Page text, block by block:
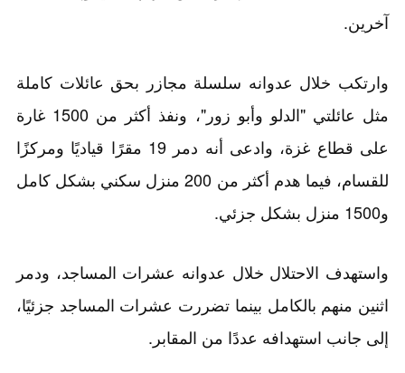
آخرين.
وارتكب خلال عدوانه سلسلة مجازر بحق عائلات كاملة
مثل عائلتي "الدلو وأبو زور"، ونفذ أكثر من 1500 غارة
على قطاع غزة، وادعى أنه دمر 19 مقرًا قياديًا ومركزًا
للقسام، فيما هدم أكثر من 200 منزل سكني بشكل كامل
و1500 منزل بشكل جزئي.
واستهدف الاحتلال خلال عدوانه عشرات المساجد، ودمر
اثنين منهم بالكامل بينما تضررت عشرات المساجد جزئيًا،
إلى جانب استهدافه عددًا من المقابر.